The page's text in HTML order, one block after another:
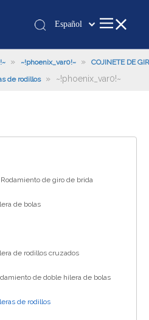
Español
românesc
Türk dili
Português
English
Español
» ~!phoenix_var0!~ » COJINETE DE
de rodillos » ~!phoenix_var0!~
Rodamiento de giro de brida
de bolas
de rodillos cruzados
de doble hilera de bolas
de rodillos